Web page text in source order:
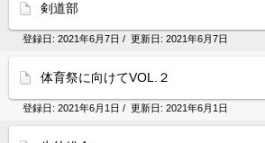
剣道部
登録日: 2021年6月7日 / 更新日: 2021年6月7日
体育祭に向けてVOL.２
登録日: 2021年6月1日 / 更新日: 2021年6月1日